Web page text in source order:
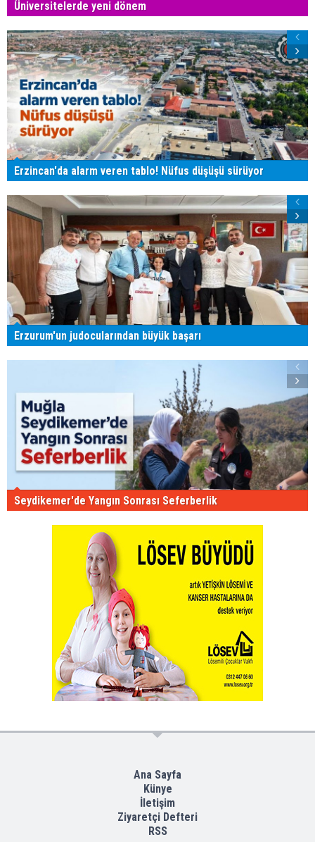
Üniversitelerde yeni dönem
Erzincan'da alarm veren tablo! Nüfus düşüşü sürüyor
Erzurum'un judocularından büyük başarı
Seydikemer'de Yangın Sonrası Seferberlik
Ana Sayfa
Künye
İletişim
Ziyaretçi Defteri
RSS